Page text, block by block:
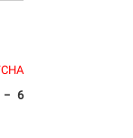
6
−